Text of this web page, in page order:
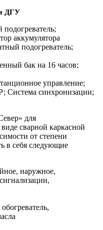
ДГУ
аккумулятора
подогреватель;
бак на 16 часов;
управление;
синхронизации;
для
сварной каркасной
от степени
в себя следующие
наружное,